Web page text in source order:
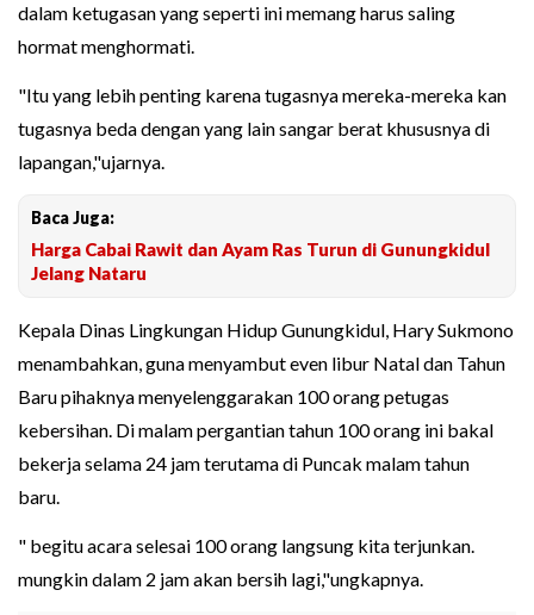
dalam ketugasan yang seperti ini memang harus saling
hormat menghormati.
"Itu yang lebih penting karena tugasnya mereka-mereka kan
tugasnya beda dengan yang lain sangar berat khususnya di
lapangan,"ujarnya.
Baca Juga:
Harga Cabai Rawit dan Ayam Ras Turun di Gunungkidul
Jelang Nataru
Kepala Dinas Lingkungan Hidup Gunungkidul, Hary Sukmono
menambahkan, guna menyambut even libur Natal dan Tahun
Baru pihaknya menyelenggarakan 100 orang petugas
kebersihan. Di malam pergantian tahun 100 orang ini bakal
bekerja selama 24 jam terutama di Puncak malam tahun
baru.
" begitu acara selesai 100 orang langsung kita terjunkan.
mungkin dalam 2 jam akan bersih lagi,"ungkapnya.